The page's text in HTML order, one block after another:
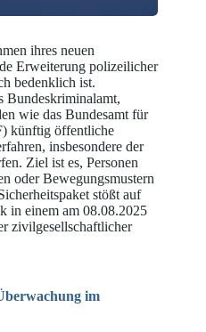
ihres neuen
Erweiterung polizeilicher
bedenklich ist.
Bundeskriminalamt,
wie das Bundesamt für
künftig öffentliche
insbesondere der
Ziel ist es, Personen
oder Bewegungsmustern
stößt auf
in einem am 08.08.2025
zivilgesellschaftlicher
im